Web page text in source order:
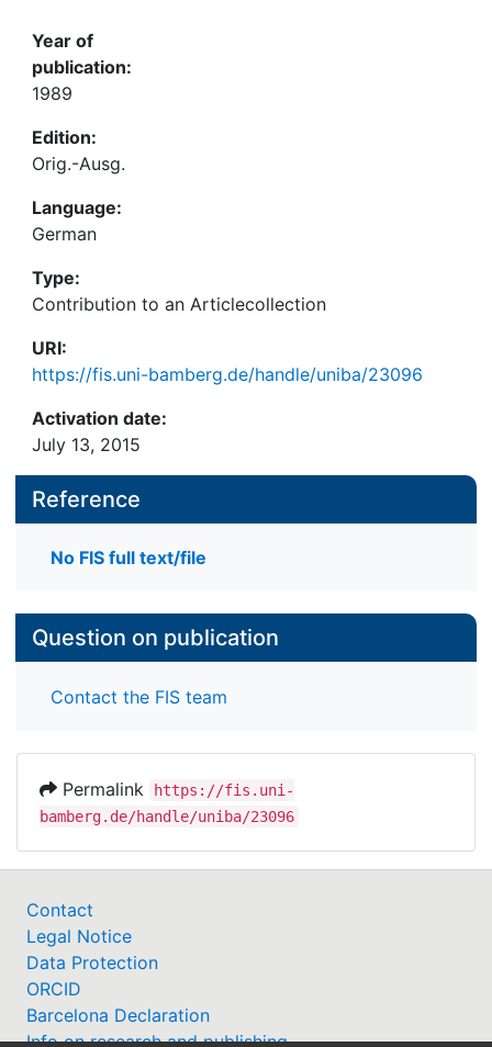
Year of
publication:
1989
Edition:
Orig.-Ausg.
Language:
German
Type:
Contribution to an Articlecollection
URI:
https://fis.uni-bamberg.de/handle/uniba/23096
Activation date:
July 13, 2015
Reference
No FIS full text/file
Question on publication
Contact the FIS team
Permalink
https://fis.uni-
bamberg.de/handle/uniba/23096
Contact
Legal Notice
Data Protection
ORCID
Barcelona Declaration
Info on research and publishing